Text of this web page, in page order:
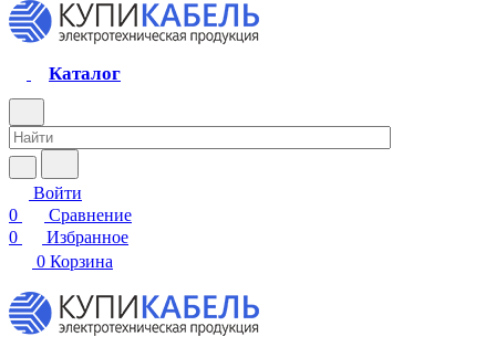
Каталог
Войти
0
Сравнение
0
Избранное
0 Корзина